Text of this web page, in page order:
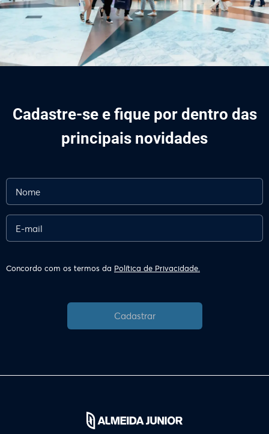
Cadastre-se e fique por dentro das
principais novidades
Concordo com os termos da Política de Privacidade.
Cadastrar